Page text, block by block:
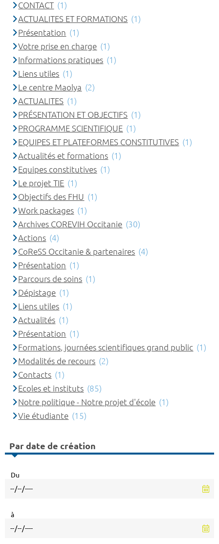
CONTACT (1)
ACTUALITES ET FORMATIONS (1)
Présentation (1)
Votre prise en charge (1)
Informations pratiques (1)
Liens utiles (1)
Le centre Maolya (2)
ACTUALITES (1)
PRÉSENTATION ET OBJECTIFS (1)
PROGRAMME SCIENTIFIQUE (1)
EQUIPES ET PLATEFORMES CONSTITUTIVES (1)
Actualités et formations (1)
Equipes constitutives (1)
Le projet TIE (1)
Objectifs des FHU (1)
Work packages (1)
Archives COREVIH Occitanie (30)
Actions (4)
CoReSS Occitanie & partenaires (4)
Présentation (1)
Parcours de soins (1)
Dépistage (1)
Liens utiles (1)
Actualités (1)
Présentation (1)
Formations, journées scientifiques grand public (1)
Modalités de recours (2)
Contacts (1)
Ecoles et instituts (85)
Notre politique - Notre projet d'école (1)
Vie étudiante (15)
Par date de création
Du
à